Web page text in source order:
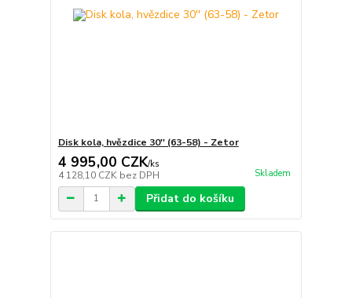
Disk kola, hvězdice 30'' (63-58) - Zetor
4 995,00 CZK/ks
4 128,10 CZK bez DPH Skladem
Přidat do košíku